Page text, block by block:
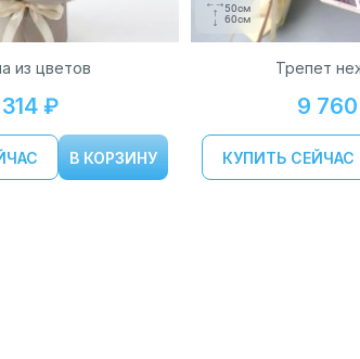
из цветов
₽
В КОРЗИНУ
50см
60см
Трепет
9
КУПИТЬ СЕЙЧАС